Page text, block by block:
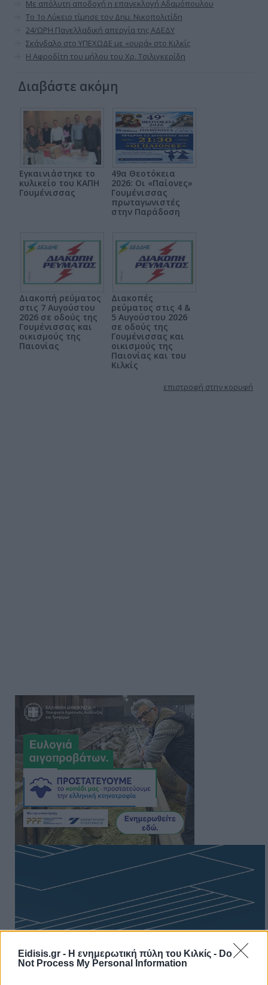
Eidisis.gr - Η ενημερωτική πύλη του Κιλκίς - Do
Not Process My Personal Information
Με απόλυτη αποδοχή η επανεκλογή Αδαμόπουλου
Το 1ο Λύκειο τίμησε τον Δημ. Νικοπολιτίδη
24/ΩΡΗ Πανελλαδική απεργία της ΑΔΕΔΥ
Σκάνδαλο στο ΥΠΕΧΩΔΕ με «ουρά» στο Κιλκίς
Η Αφροδίτη του μήλου του Χρ. Τσιλιγκερίδη
Διαβάστε ακόμη
Εγκαινιάστηκε το
κυλικείο του ΚΑΠΗ
Γουμένισσας
49α Θεοτόκεια
2026: Οι «Παίονες»
Γουμένισσας
πρωταγωνιστές
στην Παράδοση
Διακοπή ρεύματος
στις 7 Αυγούστου
2026 σε οδούς της
Γουμένισσας και
οικισμούς της
Παιονίας
Διακοπές
ρεύματος στις 4 &
5 Αυγούστου 2026
σε οδούς της
Γουμένισσας και
οικισμούς της
Παιονίας και του
Κιλκίς
επιστροφή στην κορυφή